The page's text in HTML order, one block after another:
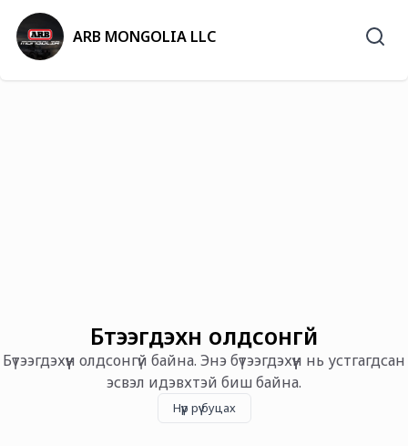
ARB MONGOLIA LLC
Бүтээгдэхүүн олдсонгүй
Бүтээгдэхүүн олдсонгүй байна. Энэ бүтээгдэхүүн нь устгагдсан
эсвэл идэвхтэй биш байна.
Нүүр рүү буцах